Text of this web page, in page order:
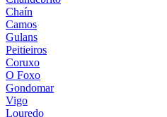
Chaín
Camos
Gulans
Peitieiros
Coruxo
O Foxo
Gondomar
Vigo
Louredo